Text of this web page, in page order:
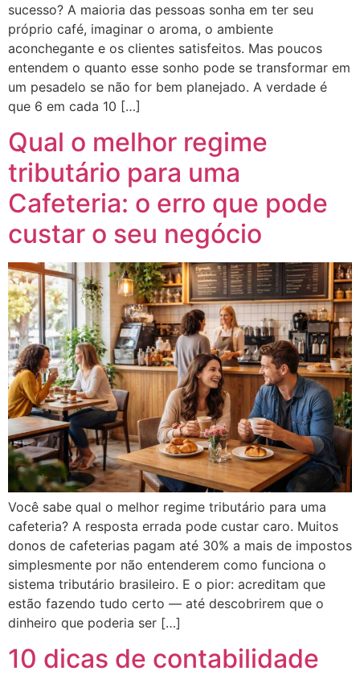
sucesso? A maioria das pessoas sonha em ter seu
próprio café, imaginar o aroma, o ambiente
aconchegante e os clientes satisfeitos. Mas poucos
entendem o quanto esse sonho pode se transformar em
um pesadelo se não for bem planejado. A verdade é
que 6 em cada 10 […]
Qual o melhor regime
tributário para uma
Cafeteria: o erro que pode
custar o seu negócio
Você sabe qual o melhor regime tributário para uma
cafeteria? A resposta errada pode custar caro. Muitos
donos de cafeterias pagam até 30% a mais de impostos
simplesmente por não entenderem como funciona o
sistema tributário brasileiro. E o pior: acreditam que
estão fazendo tudo certo — até descobrirem que o
dinheiro que poderia ser […]
10 dicas de contabilidade